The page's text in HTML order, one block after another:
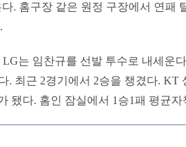
. 홈구장 같은 원정 구장에서 연패
는 임찬규를 선발 투수로 내세운
. 최근 2경기에서 2승을 챙겼다. KT
됐다. 홈인 잠실에서 1승1패 평균자